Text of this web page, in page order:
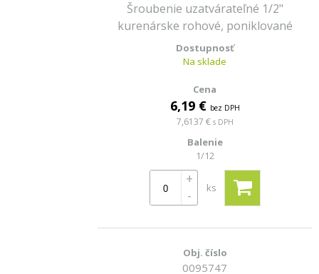
Šroubenie uzatvárateľné 1/2"
kurenárske rohové, poniklované
Na sklade
6,19 € bez DPH
7,6137 € s DPH
1/12
+
-
ks
0095747